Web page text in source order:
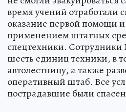
время учений отработали
оказание первой помощи
применением штатных
спецтехники.
шесть единиц техники, в
автолестницу, а также
оперативный штаб. Все
пострадавшие были